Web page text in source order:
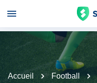
Accueil Football